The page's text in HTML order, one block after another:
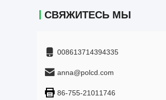
СВЯЖИТЕСЬ МЫ
008613714394335
anna@polcd.com
86-755-21011746